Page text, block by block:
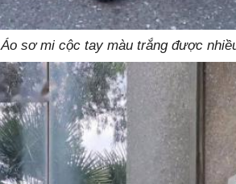
Áo sơ mi cộc tay màu trắng được